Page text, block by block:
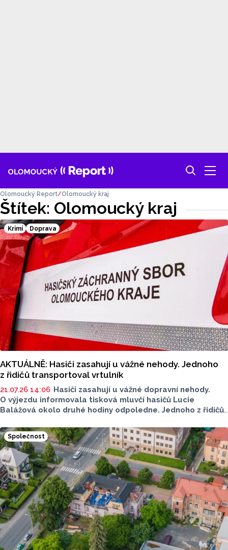
Štítek: Olomoucký kraj
Olomoucký Report Olomoucký kraj
Krimi Doprava
AKTUÁLNĚ: Hasiči zasahují u vážné nehody. Jednoho
z řidičů transportoval vrtulník
21.07.26 14:06 Hasiči zasahují u vážné dopravní nehody.
O výjezdu informovala tisková mluvčí hasičů Lucie
Balážová okolo druhé hodiny odpoledne. Jednoho z řidičů
je vážná, na místě neprojedete.
Společnost